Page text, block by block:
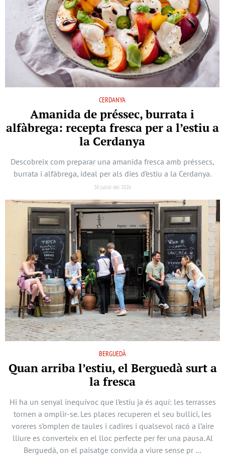
CERDANYA
Amanida de préssec, burrata i
alfàbrega: recepta fresca per a l’estiu a
la Cerdanya
Descobreix com preparar una amanida fresca amb préssecs,
burrata i alfàbrega, ideal per als dies d’estiu a la Cerdanya.
30 juliol del 2026
BERGUEDÀ
Quan arriba l’estiu, el Berguedà surt a
la fresca
Hi ha un senyal inequívoc que l’estiu ja és aquí: les terrasses
tornen a omplir-se. Les places recuperen el seu bullici, les
voreres s’omplen de taules i cadires i qualsevol racó a l’aire
lliure es converteix en el lloc perfecte per fer una pausa. Al
Berguedà, on el paisatge convida a viure sense pr …